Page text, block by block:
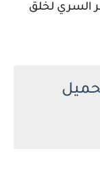
السري لخلق